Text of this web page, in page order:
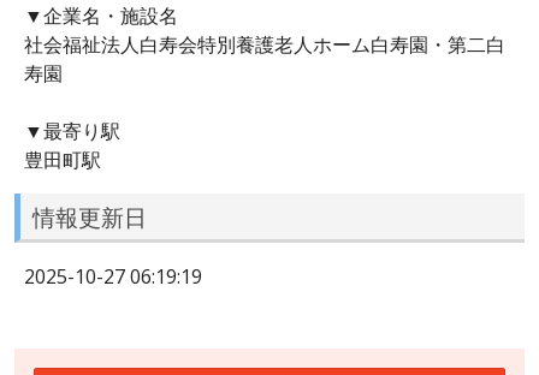
▼企業名・施設名
社会福祉法人白寿会特別養護老人ホーム白寿園・第二白
寿園
▼最寄り駅
豊田町駅
情報更新日
2025-10-27 06:19:19